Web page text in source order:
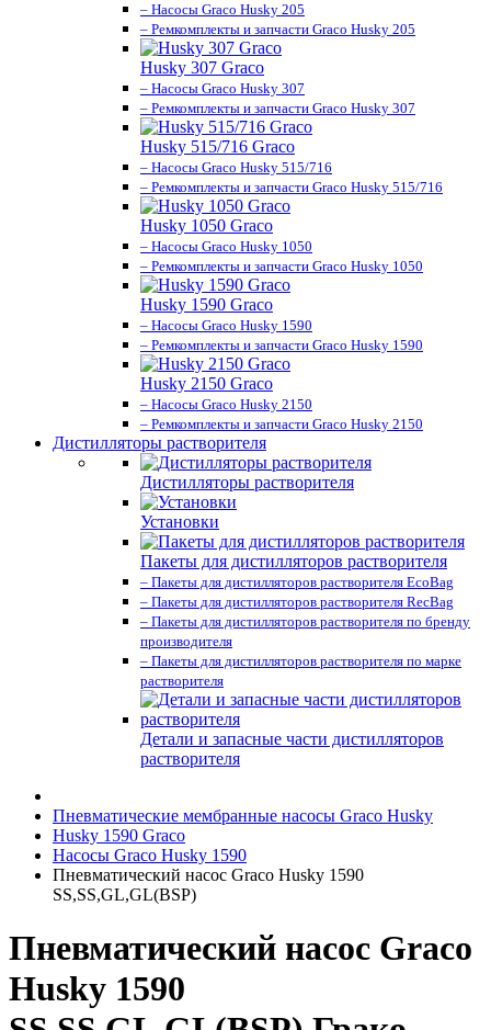
– Насосы Graco Husky 205
– Ремкомплекты и запчасти Graco Husky 205
Husky 307 Graco
– Насосы Graco Husky 307
– Ремкомплекты и запчасти Graco Husky 307
Husky 515/716 Graco
– Насосы Graco Husky 515/716
– Ремкомплекты и запчасти Graco Husky 515/716
Husky 1050 Graco
– Насосы Graco Husky 1050
– Ремкомплекты и запчасти Graco Husky 1050
Husky 1590 Graco
– Насосы Graco Husky 1590
– Ремкомплекты и запчасти Graco Husky 1590
Husky 2150 Graco
– Насосы Graco Husky 2150
– Ремкомплекты и запчасти Graco Husky 2150
Дистилляторы растворителя
Дистилляторы растворителя
Установки
Пакеты для дистилляторов растворителя
– Пакеты для дистилляторов растворителя EcoBag
– Пакеты для дистилляторов растворителя RecBag
– Пакеты для дистилляторов растворителя по бренду
производителя
– Пакеты для дистилляторов растворителя по марке
растворителя
Детали и запасные части дистилляторов
растворителя
Пневматические мембранные насосы Graco Husky
Husky 1590 Graco
Насосы Graco Husky 1590
Пневматический насос Graco Husky 1590
SS,SS,GL,GL(BSP)
Пневматический насос Graco
Husky 1590